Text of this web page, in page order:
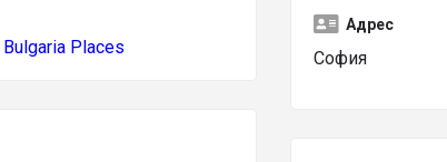
Bulgaria Places
Адрес
София